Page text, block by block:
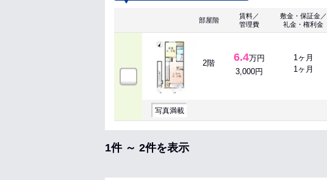
部屋階
賃料／
管理費
敷金・保証金／
礼金・権利金
2階 6.4万円
3,000円
1ヶ月
1ヶ月
写真満載
1件 ～ 2件を表示